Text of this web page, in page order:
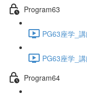
Program63
PG63座学_
PG63座学_
Program64